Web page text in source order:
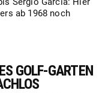
ab 1968 noch
GOLF-GARTEN